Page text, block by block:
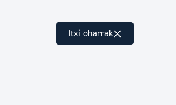
Itxi oharrak